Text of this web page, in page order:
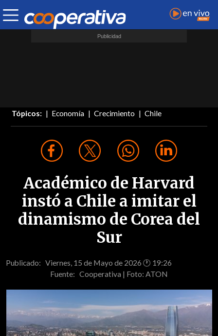
Tópicos: Economía Crecimiento Chile
Académico de Harvard
instó a Chile a imitar el
dinamismo de Corea del
Sur
Publicado: Viernes, 15 de Mayo de 2026 🕐 19:26
Fuente: Cooperativa | Foto: ATON